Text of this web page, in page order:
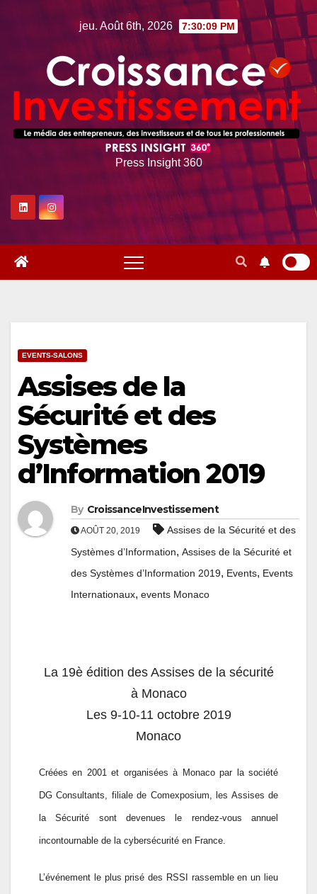
jeu. Août 6th, 2026 7:30:10 PM
Press Insight 360
EVENTS-SALONS
Assises de la
Sécurité et des
Systèmes
d’Information 2019
By CroissanceInvestissement
AOÛT 20, 2019
Assises de la Sécurité et des
Systèmes d’Information, Assises de la Sécurité et
des Systèmes d’Information 2019, Events, Events
Internationaux, events Monaco
La 19è édition des Assises de la sécurité
à Monaco
Les 9-10-11 octobre 2019
Monaco
Créées en 2001 et organisées à Monaco par la société
DG Consultants, filiale de Comexposium, les Assises de
la Sécurité sont devenues le rendez-vous annuel
incontournable de la cybersécurité en France.
L’événement le plus prisé des RSSI rassemble en un lieu